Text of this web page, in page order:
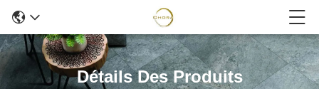
Détails Des Produits